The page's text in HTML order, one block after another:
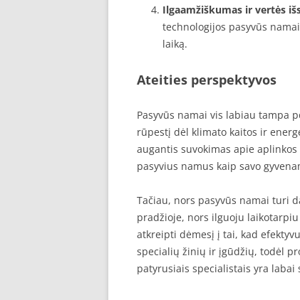
Ilgaamžiškumas ir vertės
technologijos pasyvūs
laiką.
Ateities perspektyvos
Pasyvūs namai vis labiau tampa
rūpestį dėl klimato kaitos ir
augantis suvokimas apie
pasyvius namus kaip savo
Tačiau, nors pasyvūs namai turi
pradžioje, nors ilguoju
atkreipti dėmesį į tai, kad
specialių žinių ir įgūdžių, todėl
patyrusiais specialistais yra labai